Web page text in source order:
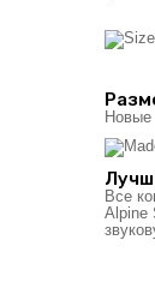
Новые
Все
Alpine